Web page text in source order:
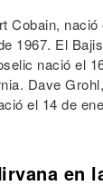
Cobain,
1967. El
nació el
Dave
el 14 de
en